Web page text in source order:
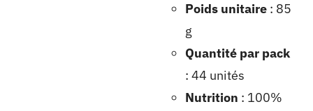
Poids unitaire : 85
g
Quantité par pack
: 44 unités
Nutrition : 100%